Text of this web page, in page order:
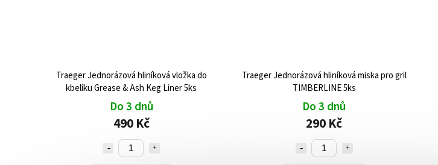
Traeger Jednorázová hliníková vložka do
kbelíku Grease & Ash Keg Liner 5ks
Do 3 dnů
490 Kč
Traeger Jednorázová hliníková miska pro gril
TIMBERLINE 5ks
Do 3 dnů
290 Kč